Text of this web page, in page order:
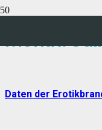
Monat:
Daten der